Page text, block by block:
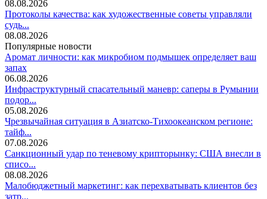
08.08.2026
Протоколы качества: как художественные советы управляли
судь...
08.08.2026
Популярные новости
Аромат личности: как микробиом подмышек определяет ваш
запах
06.08.2026
Инфраструктурный спасательный маневр: саперы в Румынии
подор...
05.08.2026
Чрезвычайная ситуация в Азиатско-Тихоокеанском регионе:
тайф...
07.08.2026
Санкционный удар по теневому крипторынку: США внесли в
списо...
08.08.2026
Малобюджетный маркетинг: как перехватывать клиентов без
затр...